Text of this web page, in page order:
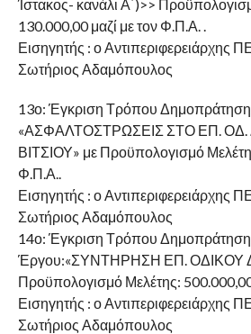
Ίστακος- κανάλι Α΄)>>
130.000,00 μαζί με τον Φ.Π.Α. .
Εισηγητής : ο Αντιπεριφερειάρχης
Σωτήριος Αδαμόπουλος
13ο: Έγκριση Τρόπου
«ΑΣΦΑΛΤΟΣΤΡΩΣΕΙΣ ΣΤΟ ΕΠ.
ΒΙΤΣΙΟΥ» με Προϋπολογισμό
Φ.Π.Α..
Εισηγητής : ο Αντιπεριφερειάρχης
Σωτήριος Αδαμόπουλος
14ο: Έγκριση Τρόπου
Έργου:«ΣΥΝΤΗΡΗΣΗ ΕΠ. ΟΔΙΚΟΥ
Προϋπολογισμό Μελέτης:
Εισηγητής : ο Αντιπεριφερειάρχης
Σωτήριος Αδαμόπουλος